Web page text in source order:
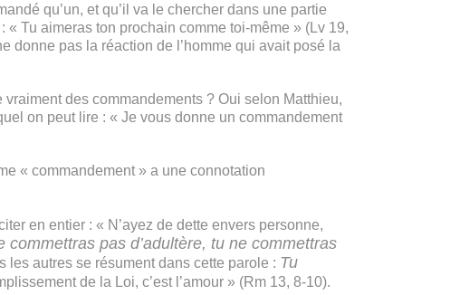
qu’un, et qu’il va le chercher dans une partie
Tu aimeras ton prochain comme toi-même » (Lv 19,
donne pas la réaction de l’homme qui avait posé la
des commandements ? Oui selon Matthieu,
on peut lire : « Je vous donne un commandement
« commandement » a une connotation
en entier : « N’ayez de dette envers personne,
commettras pas d’adultère, tu ne commettras
les autres se résument dans cette parole : Tu
de la Loi, c’est l’amour » (Rm 13, 8-10).